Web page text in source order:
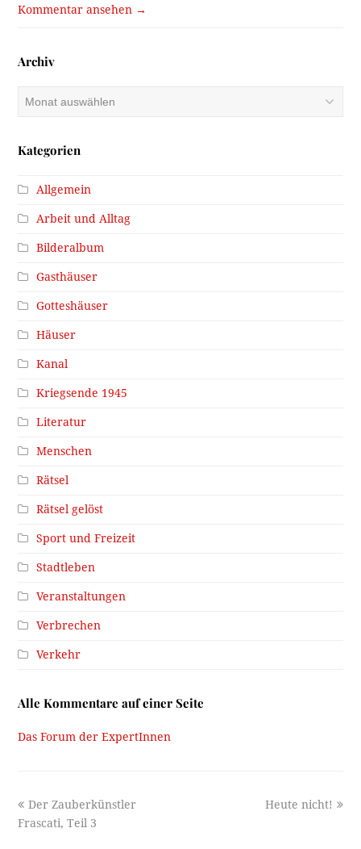
Kommentar ansehen →
Archiv
Kategorien
Allgemein
Arbeit und Alltag
Bilderalbum
Gasthäuser
Gotteshäuser
Häuser
Kanal
Kriegsende 1945
Literatur
Menschen
Rätsel
Rätsel gelöst
Sport und Freizeit
Stadtleben
Veranstaltungen
Verbrechen
Verkehr
Alle Kommentare auf einer Seite
Das Forum der ExpertInnen
previous
post:
Der Zauberkünstler
Frascati, Teil 3
next
Heute nicht!